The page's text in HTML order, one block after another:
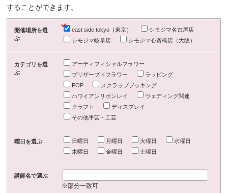
することができます。
開催場所を選
ぶ
east side tokyo（東京）
シモジマ名古屋店
シモジマ岐阜店
シモジマ心斎橋店（大阪）
カテゴリを選
ぶ
アーティフィシャルフラワー
プリザーブドフラワー
ラッピング
POP
スクラップブッキング
ハワイアンリボンレイ
ウェディング関連
クラフト
ディスプレイ
その他手芸・工芸
曜日を選ぶ 日曜日 月曜日 火曜日
水曜日
木曜日
金曜日 土曜日
講師名で選ぶ
※部分一致可